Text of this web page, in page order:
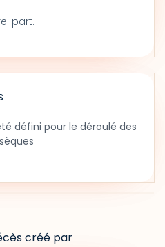
part.
défini pour le déroulé des
créé par